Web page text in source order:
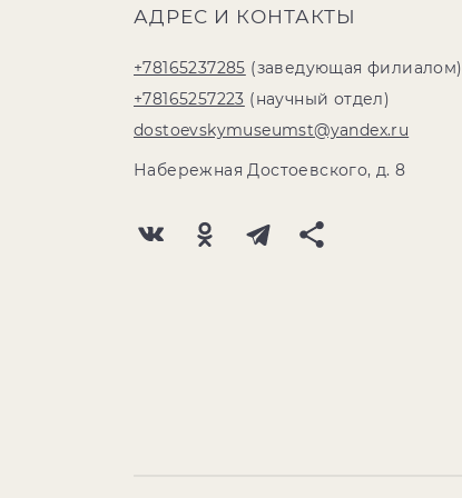
АДРЕС И КОНТАКТЫ
+78165237285 (заведующая филиалом)
+78165257223 (научный отдел)
dostoevskymuseumst@yandex.ru
Набережная Достоевского, д. 8